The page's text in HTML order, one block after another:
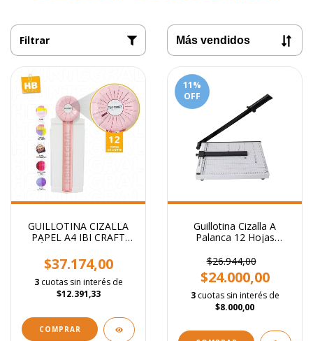
Filtrar
GUILLOTINA CIZALLA
PAPEL A4 IBI CRAFT
$37.174,00
3 cuotas sin interés de
$12.391,33
11%
OFF
Guillotina Cizalla A
Palanca 12 Hojas
$26.944,00
$24.000,00
3 cuotas sin interés de
$8.000,00